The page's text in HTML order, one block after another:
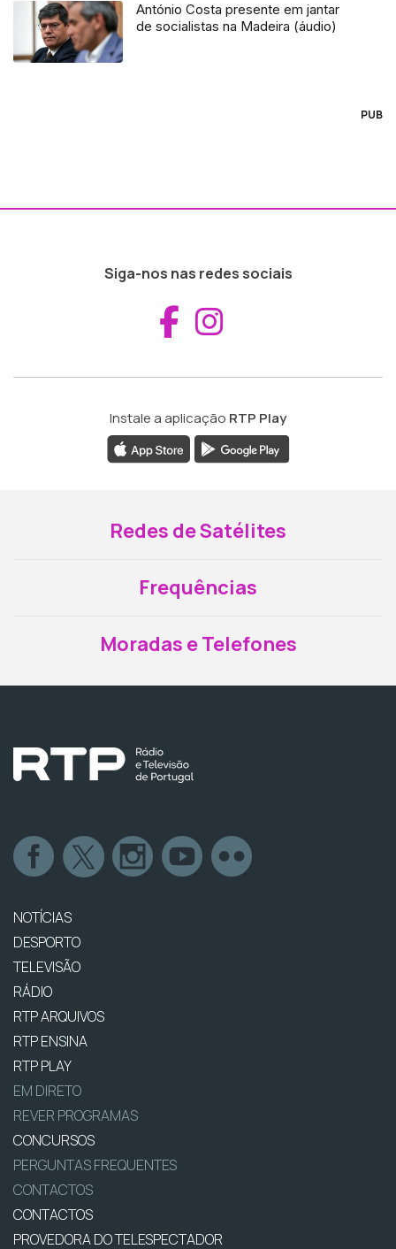
António Costa presente em jantar
de socialistas na Madeira (áudio)
PUB
Siga-nos nas redes sociais
Aceder ao
Instale a aplicação RTP Play
Redes de Satélites
Frequências
Moradas e Telefones
NOTÍCIAS
DESPORTO
TELEVISÃO
RÁDIO
RTP ARQUIVOS
RTP ENSINA
RTP PLAY
EM DIRETO
REVER PROGRAMAS
CONCURSOS
PERGUNTAS FREQUENTES
CONTACTOS
CONTACTOS
PROVEDORA DO TELESPECTADOR